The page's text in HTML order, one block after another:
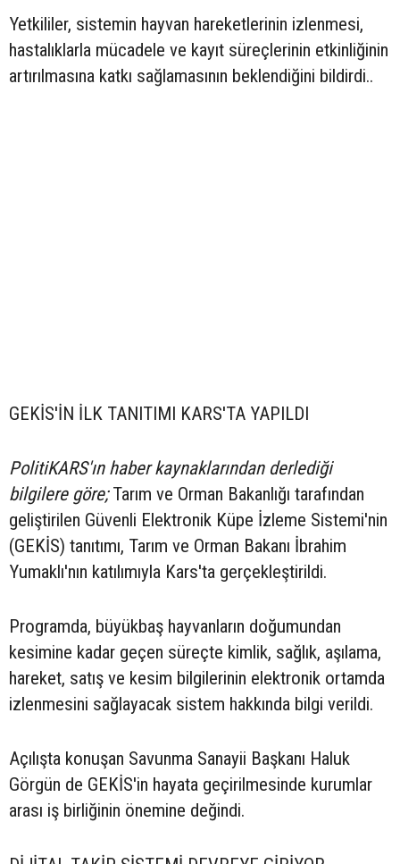
Yetkililer, sistemin hayvan hareketlerinin izlenmesi,
hastalıklarla mücadele ve kayıt süreçlerinin etkinliğinin
artırılmasına katkı sağlamasının beklendiğini bildirdi..
GEKİS'İN İLK TANITIMI KARS'TA YAPILDI
PolitiKARS'ın haber kaynaklarından derlediği
bilgilere göre;Tarım ve Orman Bakanlığı tarafından
geliştirilen Güvenli Elektronik Küpe İzleme Sistemi'nin
(GEKİS) tanıtımı, Tarım ve Orman Bakanı İbrahim
Yumaklı'nın katılımıyla Kars'ta gerçekleştirildi.
Programda, büyükbaş hayvanların doğumundan
kesimine kadar geçen süreçte kimlik, sağlık, aşılama,
hareket, satış ve kesim bilgilerinin elektronik ortamda
izlenmesini sağlayacak sistem hakkında bilgi verildi.
Açılışta konuşan Savunma Sanayii Başkanı Haluk
Görgün de GEKİS'in hayata geçirilmesinde kurumlar
arası iş birliğinin önemine değindi.